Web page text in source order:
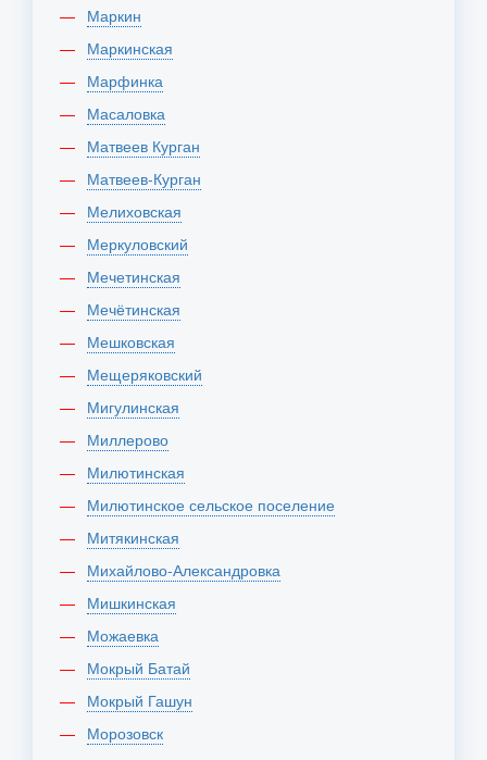
Маркин
Маркинская
Марфинка
Масаловка
Матвеев Курган
Матвеев-Курган
Мелиховская
Меркуловский
Мечетинская
Мечётинская
Мешковская
Мещеряковский
Мигулинская
Миллерово
Милютинская
Милютинское сельское поселение
Митякинская
Михайлово-Александровка
Мишкинская
Можаевка
Мокрый Батай
Мокрый Гашун
Морозовск